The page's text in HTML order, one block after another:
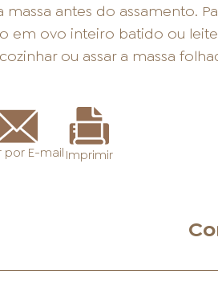
massa antes do assamento.
em ovo inteiro batido ou
ou assar a massa
por E-mail Imprimir